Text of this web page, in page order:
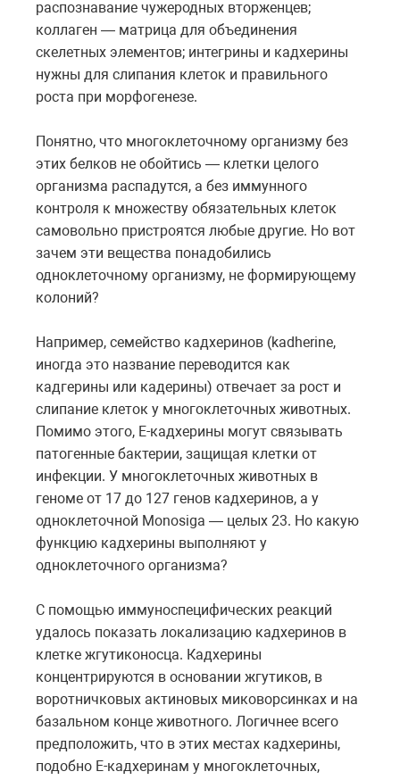
распознавание чужеродных вторженцев;
коллаген — матрица для объединения
скелетных элементов; интегрины и кадхерины
нужны для слипания клеток и правильного
роста при морфогенезе.
Понятно, что многоклеточному организму без
этих белков не обойтись — клетки целого
организма распадутся, а без иммунного
контроля к множеству обязательных клеток
самовольно пристроятся любые другие. Но вот
зачем эти вещества понадобились
одноклеточному организму, не формирующему
колоний?
Например, семейство кадхеринов (kadherine,
иногда это название переводится как
кадгерины или кадерины) отвечает за рост и
слипание клеток у многоклеточных животных.
Помимо этого, Е-кадхерины могут связывать
патогенные бактерии, защищая клетки от
инфекции. У многоклеточных животных в
геноме от 17 до 127 генов кадхеринов, а у
одноклеточной Monosiga — целых 23. Но какую
функцию кадхерины выполняют у
одноклеточного организма?
С помощью иммуноспецифических реакций
удалось показать локализацию кадхеринов в
клетке жгутиконосца. Кадхерины
концентрируются в основании жгутиков, в
воротничковых актиновых миковорсинках и на
базальном конце животного. Логичнее всего
предположить, что в этих местах кадхерины,
подобно Е-кадхеринам у многоклеточных,